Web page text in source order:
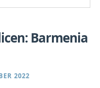
Barmenia
2022